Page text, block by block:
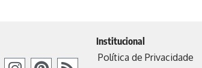
Institucional
Política de Privacidade